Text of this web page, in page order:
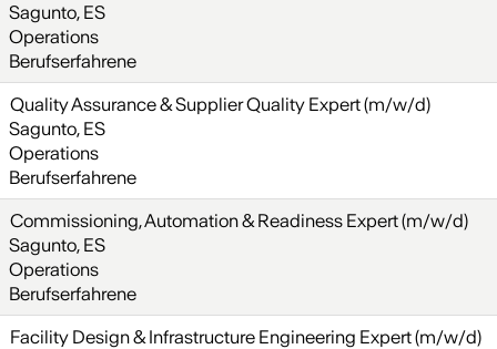
Sagunto, ES
Operations
Berufserfahrene
Quality Assurance & Supplier Quality Expert (m/w/d)
Sagunto, ES
Operations
Berufserfahrene
Commissioning, Automation & Readiness Expert (m/w/d)
Sagunto, ES
Operations
Berufserfahrene
Facility Design & Infrastructure Engineering Expert (m/w/d)